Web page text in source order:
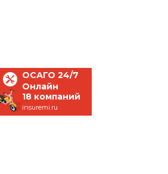
ОСАГО 24/7
Онлайн
18 компаний
insuremi.ru